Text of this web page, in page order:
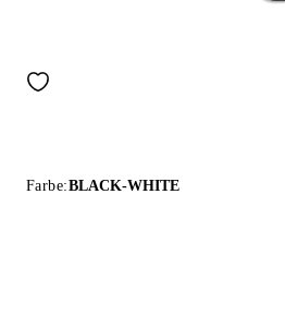
Farbe:BLACK-WHITE